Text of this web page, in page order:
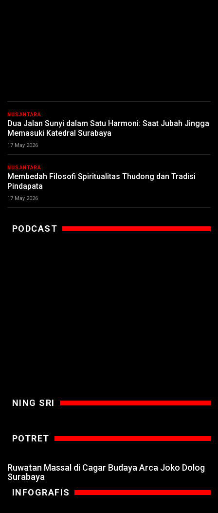
NUSANTARA
Dua Jalan Sunyi dalam Satu Harmoni: Saat Jubah Jingga
Memasuki Katedral Surabaya
17 May 2026
NUSANTARA
Membedah Filosofi Spiritualitas Thudong dan Tradisi
Pindapata
17 May 2026
PODCAST
NING SRI
POTRET
Ruwatan Massal di Cagar Budaya Arca Joko Dolog
Surabaya
INFOGRAFIS